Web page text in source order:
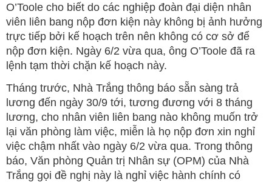
O’Toole cho biết do các nghiệp đoàn đại diện nhân
viên liên bang nộp đơn kiện này không bị ảnh hưởng
trực tiếp bởi kế hoạch trên nên không có cơ sở để
nộp đơn kiện. Ngày 6/2 vừa qua, ông O’Toole đã ra
lệnh tạm thời chặn kế hoạch này.
Tháng trước, Nhà Trắng thông báo sẵn sàng trả
lương đến ngày 30/9 tới, tương đương với 8 tháng
lương, cho nhân viên liên bang nào không muốn trở
lại văn phòng làm việc, miễn là họ nộp đơn xin nghỉ
việc chậm nhất vào ngày 6/2 vừa qua. Trong thông
báo, Văn phòng Quản trị Nhân sự (OPM) của Nhà
Trắng gọi đề nghị này là nghỉ việc hành chính có